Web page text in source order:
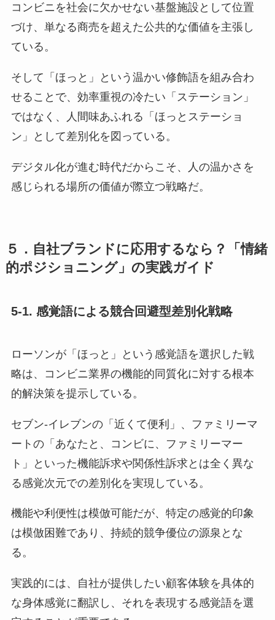
コンビニを社会に欠かせない基盤施設として位置
づけ、単なる商売を超えた公共的な価値を主張し
ている。
そして「ほっと」という温かい修飾語を組み合わ
せることで、効率重視の冷たい「ステーション」
ではなく、人間味あふれる「ほっとステーショ
ン」として差別化を図っている。
デジタル化が進む時代だからこそ、人の温かさを
感じられる場所の価値が際立つ戦略だ。
５．自社ブランドに応用するなら？「情緒
的ポジショニング」の実践ガイド
5-1. 感覚語による競合回避型差別化戦略
ローソンが「ほっと」という感覚語を選択した戦
略は、コンビニ業界の機能的同質化に対する根本
的解決策を提示している。
セブン‐イレブンの「近くて便利」、ファミリーマ
ートの「あなたと、コンビに、ファミリーマー
ト」といった機能訴求や関係性訴求とは全く異な
る感覚次元での差別化を実現している。
機能や利便性は模倣可能だが、特定の感覚的印象
は模倣困難であり、持続的競争優位の源泉とな
る。
実践的には、自社が提供したい顧客体験を具体的
な身体感覚に翻訳し、それを表現する感覚語を選